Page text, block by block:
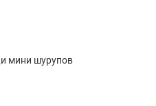
мини шурупов